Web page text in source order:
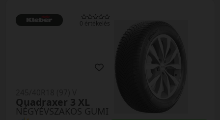
0 értékelés
NÉGYÉVSZAKOS GUMI
Quadraxer 3 XL